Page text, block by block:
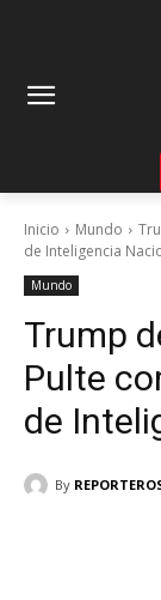
Inicio Mundo
de Inteligencia
Mundo
Trump
Pulte
de
By